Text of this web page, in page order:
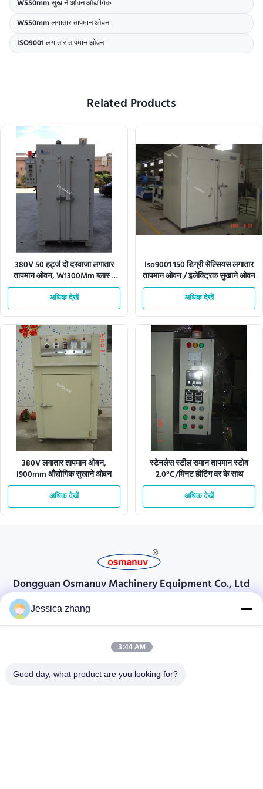
W550mm सुखाने ओवन औद्योगिक
W550mm लगातार तापमान ओवन
ISO9001 लगातार तापमान ओवन
Related Products
380V 50 हर्ट्ज दो दरवाजा लगातार
तापमान ओवन, W1300Mm ब्लास्ट
सुखाने ओवन
अधिक देखें
Iso9001 150 डिग्री सेल्सियस लगातार
तापमान ओवन / इलेक्ट्रिक सुखाने ओवन
अधिक देखें
380V लगातार तापमान ओवन,
l900mm औद्योगिक सुखाने ओवन
अधिक देखें
स्टेनलेस स्टील समान तापमान स्टोव
2.0°C/मिनट हीटिंग दर के साथ
अधिक देखें
Dongguan Osmanuv Machinery Equipment Co., Ltd
Dongguan Osmanuv मशीनरी उपकरण कं, लिमिटेड
28 दूसरा औद्योगिक, लियू चोंग वी, वानजियांग, डोंगगुआन, ग्वांगडोंग, चीन
86-769 -88125248
Jessica zhang
3:44 AM
Good day, what product are you looking for?